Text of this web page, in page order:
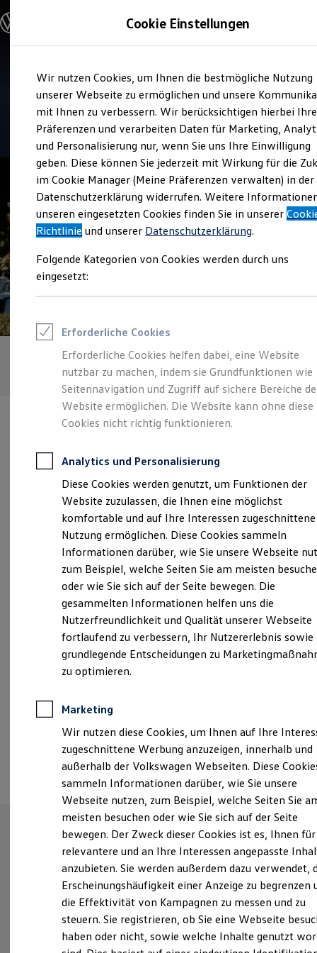
Hauptinhalt
springen
Footer
springen
Modelle & Konfigurator
Nutzfahrzeugkategorien entdecken
Modelle konfigurieren
Vorgängermodelle und Oldtimer
Vorgängermodelle
Oldtimer
Bulli Historie
Branchenlösungen & Gewerbekunden
Umbaulösungen und Hersteller finden
Auf- und Umbauten entdecken & konfigurieren
Groß- und Sonderkunden
Großkunden
Kommunen & Behörden
Journalisten
Sportvereine
Branchenlösungen
Gewerbliche Personenbeförderung
Service & mobile Werkstätten
Menschen mit Behinderung
Rettungsdienste
ONE Business ID Vorteile
Fahrzeugsuche & Marktplatz
Fahrzeugsuche
Fahrzeuge online kaufen
Digitaler Marktplatz
Kauf & Finanzierung
Online-Fahrzeugbewertung
Für Privatkunden
Für Gewerbekunden
Profi Paket
TopDeal
Gebrauchtwagen
ProfiPartner für Gebrauchtwagen
Zertifizierte Gebrauchtwagen
Finanzierung
Für Privatkunden
Für Gewerbekunden
Leasing
Für Privatkunden
Für Gewerbekunden
Versicherungen & Garantien
Garantien
Kfz-Versicherung für Nutzfahrzeuge
Restschuldversicherung
Wartungsverträge
Reparatur & Service
Sommer-Special
Reparatur, Pflege & Inspektion
Servicetermin anfragen
Service-Vorteile bei Volkswagen Nutzfahrzeuge
ServicePlus
Economy Service
Räder & Reifen Service
Ersatzfahrzeuge
Notdienst und Pannenhilfe
Software, Konnektivität & Apps
California App
VW Connect für Ihren Transporter/Caravelle
VW Connect für Ihren Amarok
VW Connect für andere Modelle
Fleet Interface Data
Multistop Pathfinder
Übersicht Software Updates
Verkauf und Service
Autohaus Huttenstraße
4.4| 48 Bewertungen
Verantwortlich für die Inhalte auf dieser Seite ist die Autohaus
Huttenstraße GmbH (Impressum & Rechtliches )
Huttenstraße 92, 06110 Halle
+49 345 48230
Montag-Freitag 07:00-19:00 Uhr
Samstag
08:00 -13:00 Uhr
Termin vereinbaren
Gemeinsam in Bewegung
Willkommen im Autohaus Huttenstrasse – Ihrem
Experten für Volkswagen Nutzfahrzeuge! Entdecken
Sie die optimale Fahrzeuglösung für Ihren
Cookie Einstellungen
Wir nutzen Cookies, um Ihnen die bestmögliche Nutzung
unserer Webseite zu ermöglichen und unsere
mit Ihnen zu verbessern. Wir berücksichtigen hierbei Ihre
Präferenzen und verarbeiten Daten für Marketing,
und Personalisierung nur, wenn Sie uns Ihre Einwilligung
geben. Diese können Sie jederzeit mit Wirkung für die
im Cookie Manager (Meine Präferenzen verwalten) in der
Datenschutzerklärung widerrufen. Weitere
unseren eingesetzten Cookies finden Sie in unserer
Richtlinie und unserer Datenschutzerklärung.
Folgende Kategorien von Cookies werden durch uns
eingesetzt:
Erforderliche Cookies
Erforderliche Cookies helfen dabei, eine Website
nutzbar zu machen, indem sie Grundfunktionen wie
Seitennavigation und Zugriff auf sichere Bereiche
Website ermöglichen. Die Website kann ohne diese
Cookies nicht richtig funktionieren.
Analytics und Personalisierung
Diese Cookies werden genutzt, um Funktionen der
Website zuzulassen, die Ihnen eine möglichst
komfortable und auf Ihre Interessen zugeschnittene
Nutzung ermöglichen. Diese Cookies sammeln
Informationen darüber, wie Sie unsere Webseite
zum Beispiel, welche Seiten Sie am meisten
oder wie Sie sich auf der Seite bewegen. Die
gesammelten Informationen helfen uns die
Nutzerfreundlichkeit und Qualität unserer Webseite
fortlaufend zu verbessern, Ihr Nutzererlebnis sowie
grundlegende Entscheidungen zu
zu optimieren.
Marketing
Wir nutzen diese Cookies, um Ihnen auf Ihre
zugeschnittene Werbung anzuzeigen, innerhalb und
außerhalb der Volkswagen Webseiten. Diese
sammeln Informationen darüber, wie Sie unsere
Webseite nutzen, zum Beispiel, welche Seiten Sie
meisten besuchen oder wie Sie sich auf der Seite
bewegen. Der Zweck dieser Cookies ist es, Ihnen für
relevantere und an Ihre Interessen angepasste
anzubieten. Sie werden außerdem dazu verwendet,
Erscheinungshäufigkeit einer Anzeige zu begrenzen
die Effektivität von Kampagnen zu messen und zu
steuern. Sie registrieren, ob Sie eine Webseite
haben oder nicht, sowie welche Inhalte genutzt